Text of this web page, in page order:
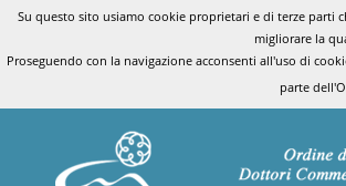
Su questo sito usiamo cookie proprietari e di terze parti
migliorare la
Proseguendo con la navigazione acconsenti all'uso di
parte